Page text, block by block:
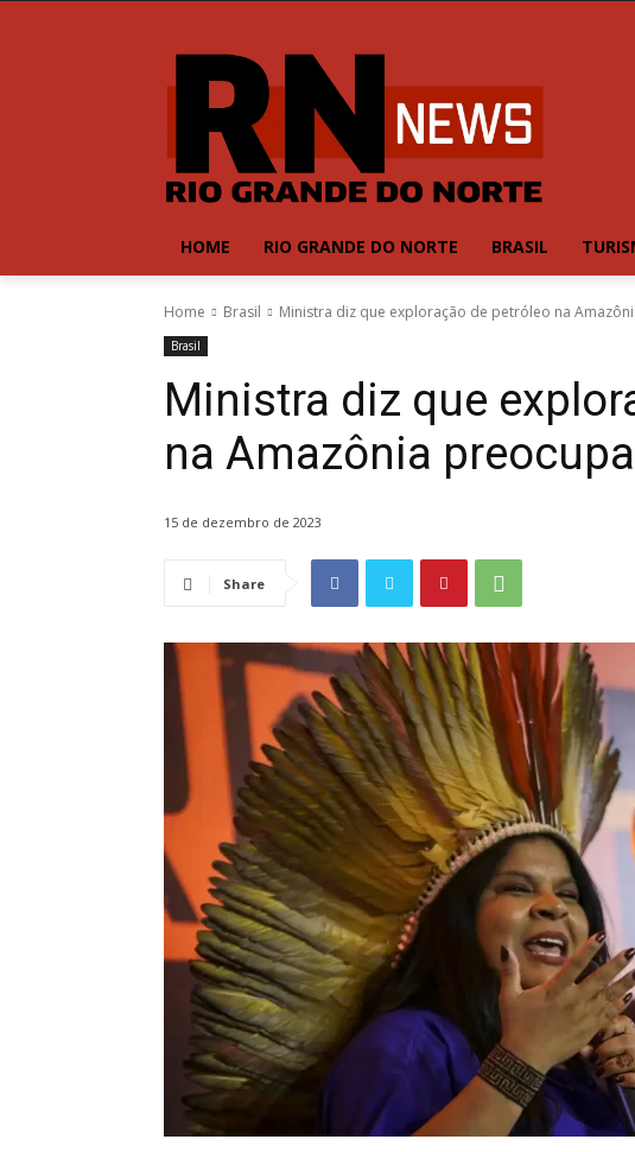
HOME RIO GRANDE DO NORTE BRASIL
Home Brasil Ministra diz que exploração de petróleo na
Brasil
Ministra diz que
na Amazônia
15 de dezembro de 2023
Share